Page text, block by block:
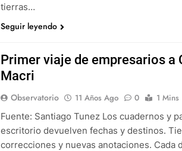
tierras…
Seguir leyendo
Primer viaje de empresarios a
Macri
Observatorio 11 Años Ago 0
1 Mins
Fuente: Santiago Tunez Los cuadernos y
escritorio devuelven fechas y destinos.
correcciones y nuevas anotaciones. Cada